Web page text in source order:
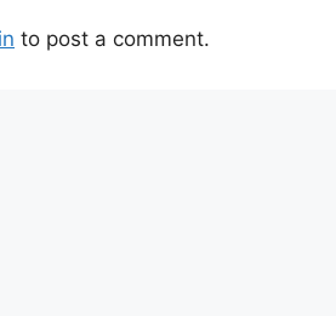
to post a comment.